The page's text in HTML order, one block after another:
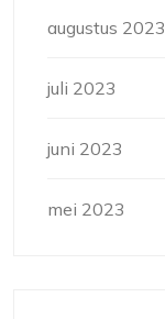
augustus 2023
juli 2023
juni 2023
mei 2023